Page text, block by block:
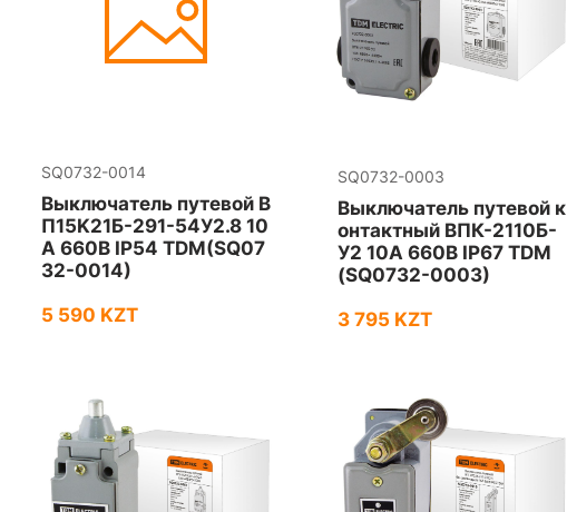
SQ0732-0014
Выключатель путевой В
П15K21Б-291-54У2.8 10
А 660В IP54 TDM(SQ07
32-0014)
5 590 KZT
SQ0732-0003
Выключатель путевой к
онтактный ВПК-2110Б-
У2 10А 660В IP67 TDM
(SQ0732-0003)
3 795 KZT